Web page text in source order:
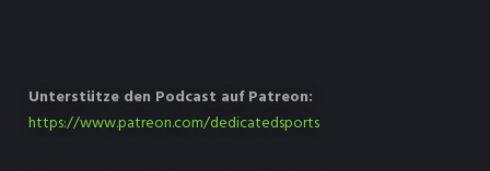
Unterstütze den Podcast auf Patreon:
https://www.patreon.com/dedicatedsports